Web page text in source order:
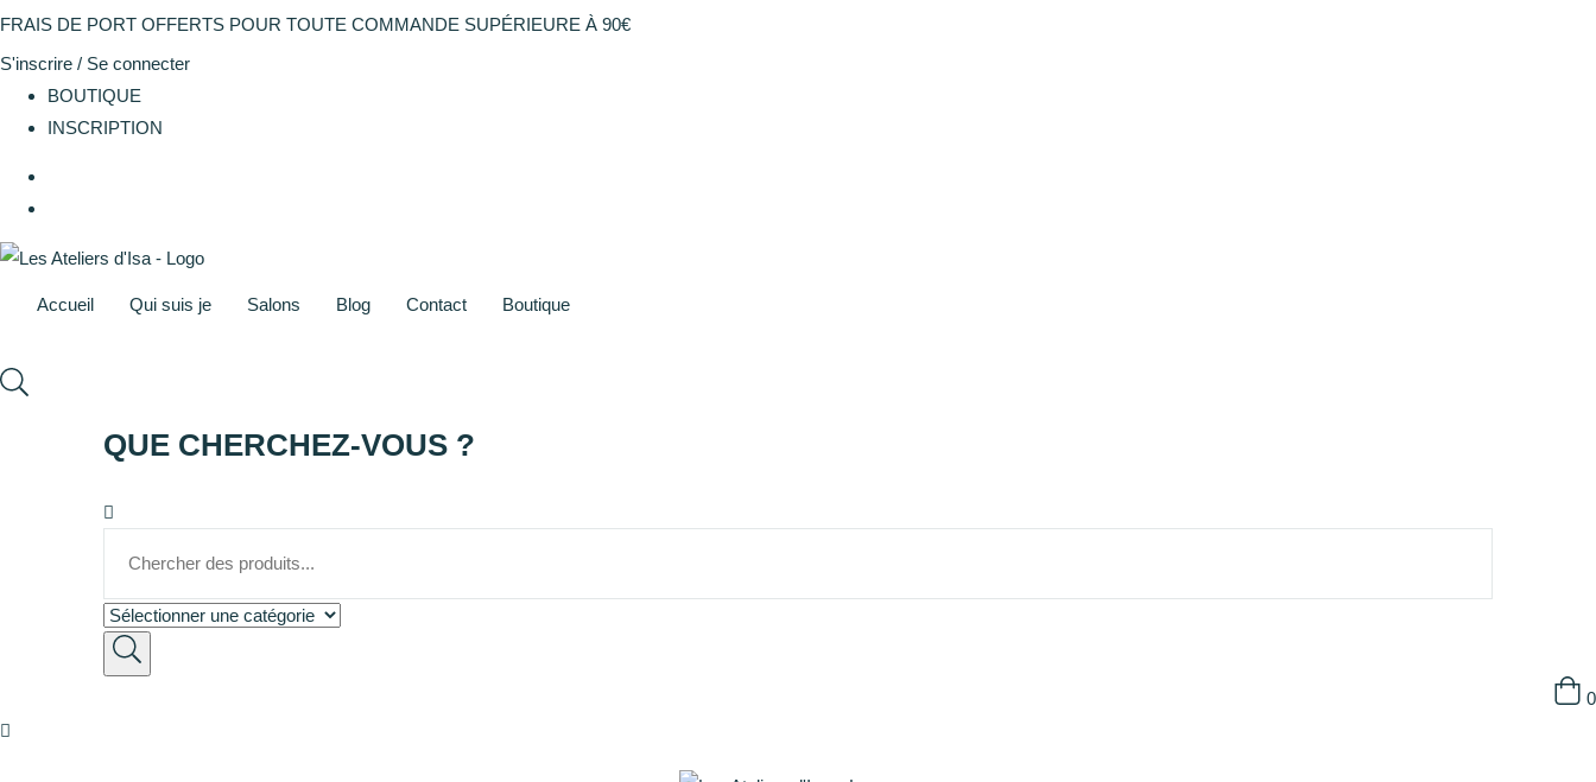
FRAIS DE PORT OFFERTS POUR TOUTE COMMANDE SUPÉRIEURE À 90€
S'inscrire / Se connecter
BOUTIQUE
INSCRIPTION
Accueil Qui suis je Salons Blog Contact Boutique
QUE CHERCHEZ-VOUS ?
0